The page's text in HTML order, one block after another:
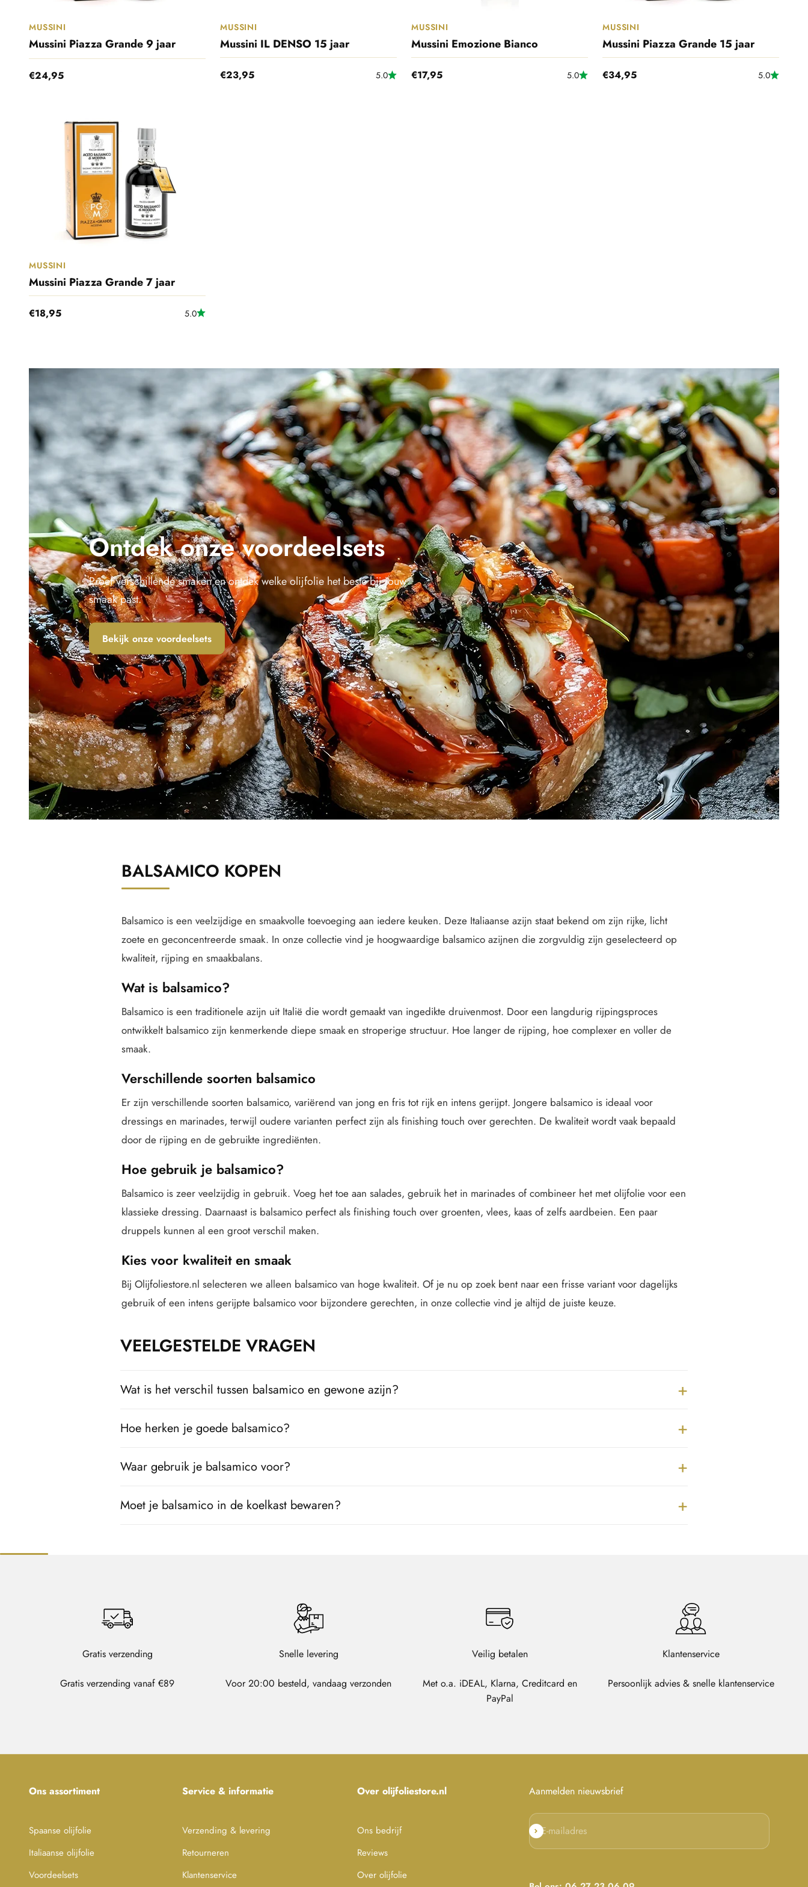
MUSSINI
Mussini Piazza Grande 9 jaar
Aanbiedingsprijs
€24,95
MUSSINI
Mussini IL DENSO 15 jaar
Aanbiedingsprijs
€23,95 5.0
MUSSINI
Mussini Emozione Bianco
Aanbiedingsprijs
€17,95 5.0
MUSSINI
Mussini Piazza Grande 15 jaar
Aanbiedingsprijs
€34,95 5.0
MUSSINI
Mussini Piazza Grande 7 jaar
Aanbiedingsprijs
€18,95 5.0
Ontdek onze voordeelsets
Proef verschillende smaken en ontdek welke olijfolie het beste bij jouw
smaak past.
Bekijk onze voordeelsets
BALSAMICO KOPEN
Balsamico is een veelzijdige en smaakvolle toevoeging aan iedere keuken. Deze Italiaanse azijn staat bekend om zijn rijke, licht
zoete en geconcentreerde smaak. In onze collectie vind je hoogwaardige balsamico azijnen die zorgvuldig zijn geselecteerd op
kwaliteit, rijping en smaakbalans.
Wat is balsamico?
Balsamico is een traditionele azijn uit Italië die wordt gemaakt van ingedikte druivenmost. Door een langdurig rijpingsproces
ontwikkelt balsamico zijn kenmerkende diepe smaak en stroperige structuur. Hoe langer de rijping, hoe complexer en voller de
smaak.
Verschillende soorten balsamico
Er zijn verschillende soorten balsamico, variërend van jong en fris tot rijk en intens gerijpt. Jongere balsamico is ideaal voor
dressings en marinades, terwijl oudere varianten perfect zijn als finishing touch over gerechten. De kwaliteit wordt vaak bepaald
door de rijping en de gebruikte ingrediënten.
Hoe gebruik je balsamico?
Balsamico is zeer veelzijdig in gebruik. Voeg het toe aan salades, gebruik het in marinades of combineer het met olijfolie voor een
klassieke dressing. Daarnaast is balsamico perfect als finishing touch over groenten, vlees, kaas of zelfs aardbeien. Een paar
druppels kunnen al een groot verschil maken.
Kies voor kwaliteit en smaak
Bij Olijfoliestore.nl selecteren we alleen balsamico van hoge kwaliteit. Of je nu op zoek bent naar een frisse variant voor dagelijks
gebruik of een intens gerijpte balsamico voor bijzondere gerechten, in onze collectie vind je altijd de juiste keuze.
VEELGESTELDE VRAGEN
Wat is het verschil tussen balsamico en gewone azijn?
Hoe herken je goede balsamico?
Waar gebruik je balsamico voor?
Moet je balsamico in de koelkast bewaren?
Gratis verzending
Gratis verzending vanaf €89
Snelle levering
Voor 20:00 besteld, vandaag verzonden
Veilig betalen
Met o.a. iDEAL, Klarna, Creditcard en
PayPal
Klantenservice
Persoonlijk advies & snelle klantenservice
Ons assortiment
Spaanse olijfolie
Italiaanse olijfolie
Voordeelsets
Service & informatie
Verzending & levering
Retourneren
Klantenservice
Over olijfoliestore.nl
Ons bedrijf
Reviews
Over olijfolie
Aanmelden nieuwsbrief
E-mailadres
Abonneren